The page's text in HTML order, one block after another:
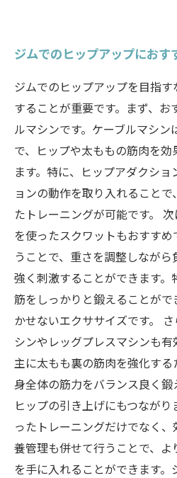
ジムでのヒップアップにおす
ジムでのヒップアップを目指
することが重要です。まず、
ルマシンです。ケーブルマシ
で、ヒップや太ももの筋肉を
ます。特に、ヒップアダクシ
ョンの動作を取り入れること
たトレーニングが可能です。
を使ったスクワットもおすす
うことで、重さを調整しなが
強く刺激することができます
筋をしっかりと鍛えることが
かせないエクササイズです。
シンやレッグプレスマシンも
主に太もも裏の筋肉を強化す
身全体の筋力をバランス良く鍛
ヒップの引き上げにもつなが
ったトレーニングだけでなく
養管理も併せて行うことで、
を手に入れることができます